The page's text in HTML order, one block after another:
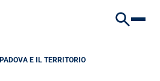
E IL TERRITORIO